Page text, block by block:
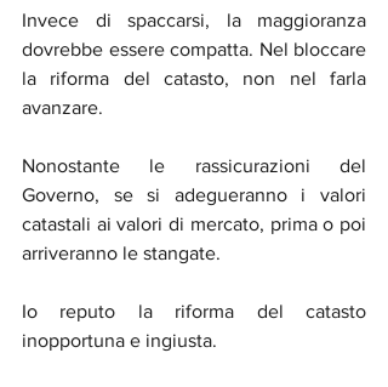
Invece di spaccarsi, la maggioranza
dovrebbe essere compatta. Nel bloccare
la riforma del catasto, non nel farla
avanzare.
Nonostante le rassicurazioni del
Governo, se si adegueranno i valori
catastali ai valori di mercato, prima o poi
arriveranno le stangate.
Io reputo la riforma del catasto
inopportuna e ingiusta.